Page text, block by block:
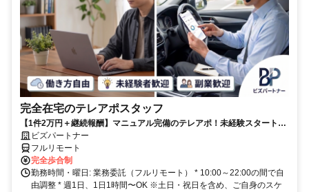
完全在宅のテレアポスタッフ
【1件2万円＋継続報酬】マニュアル完備のテレアポ！未経験スタートの
副業スタッフ活躍中／丁寧なフォロー体制あり
ビズパートナー
フルリモート
完全歩合制
勤務時間・曜日: 業務委託（フルリモート） * 10:00～22:00の間で自
由調整 * 週1日、1日1時間〜OK ※土日・祝日を含め、ご自身のスケ